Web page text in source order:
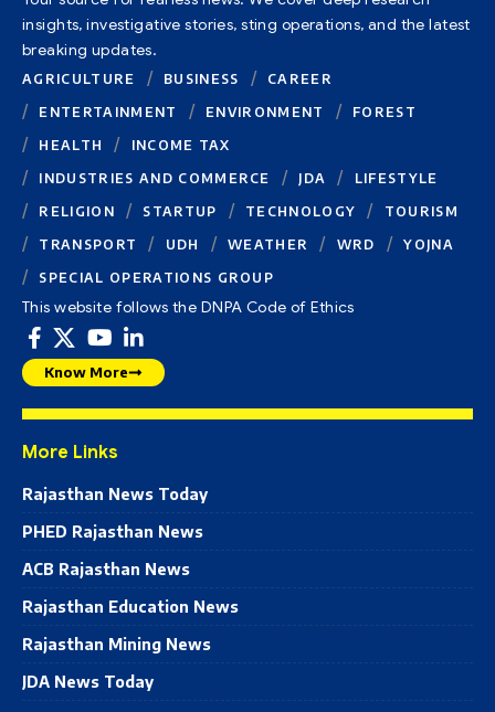
insights, investigative stories, sting operations, and the latest
breaking updates.
AGRICULTURE BUSINESS
CAREER
ENTERTAINMENT
ENVIRONMENT
FOREST
HEALTH
INCOME TAX
INDUSTRIES AND COMMERCE
JDA
LIFESTYLE
RELIGION
STARTUP TECHNOLOGY
TOURISM
TRANSPORT
UDH WEATHER WRD
YOJNA
SPECIAL OPERATIONS GROUP
This website follows the DNPA Code of Ethics
Know More
More Links
Rajasthan News Today
PHED Rajasthan News
ACB Rajasthan News
Rajasthan Education News
Rajasthan Mining News
JDA News Today